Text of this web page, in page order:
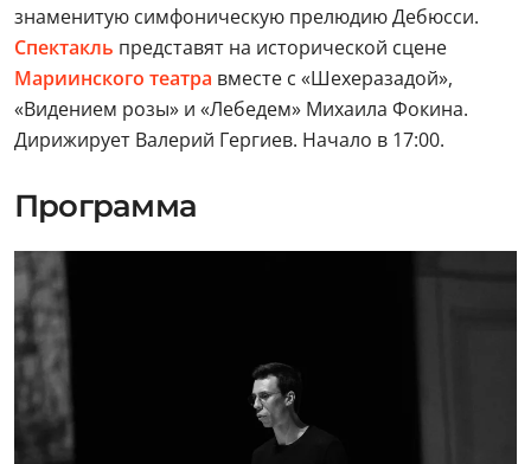
знаменитую симфоническую прелюдию Дебюсси.
Спектакль представят на исторической сцене
Мариинского театра вместе с «Шехеразадой»,
«Видением розы» и «Лебедем» Михаила Фокина.
Дирижирует Валерий Гергиев. Начало в 17:00.
Программа